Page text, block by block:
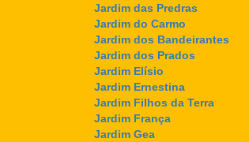
Jardim das Predras
Jardim do Carmo
Jardim dos Bandeirantes
Jardim dos Prados
Jardim Elísio
Jardim Ernestina
Jardim Filhos da Terra
Jardim França
Jardim Gea